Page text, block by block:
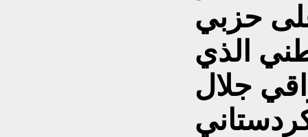
حزبي
الذي
جلال